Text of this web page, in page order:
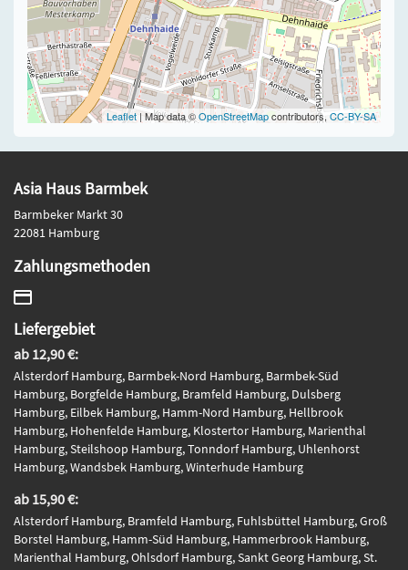
Leaflet | Map data ©OpenStreetMapcontributors, CC-BY-SA
Asia Haus Barmbek
Barmbeker Markt 30
22081 Hamburg
Zahlungsmethoden
Liefergebiet
ab 12,90 €:
Alsterdorf Hamburg, Barmbek-Nord Hamburg, Barmbek-Süd
Hamburg, Borgfelde Hamburg, Bramfeld Hamburg, Dulsberg
Hamburg, Eilbek Hamburg, Hamm-Nord Hamburg, Hellbrook
Hamburg, Hohenfelde Hamburg, Klostertor Hamburg, Marienthal
Hamburg, Steilshoop Hamburg, Tonndorf Hamburg, Uhlenhorst
Hamburg, Wandsbek Hamburg, Winterhude Hamburg
ab 15,90 €:
Alsterdorf Hamburg, Bramfeld Hamburg, Fuhlsbüttel Hamburg, Groß
Borstel Hamburg, Hamm-Süd Hamburg, Hammerbrook Hamburg,
Marienthal Hamburg, Ohlsdorf Hamburg, Sankt Georg Hamburg, St.